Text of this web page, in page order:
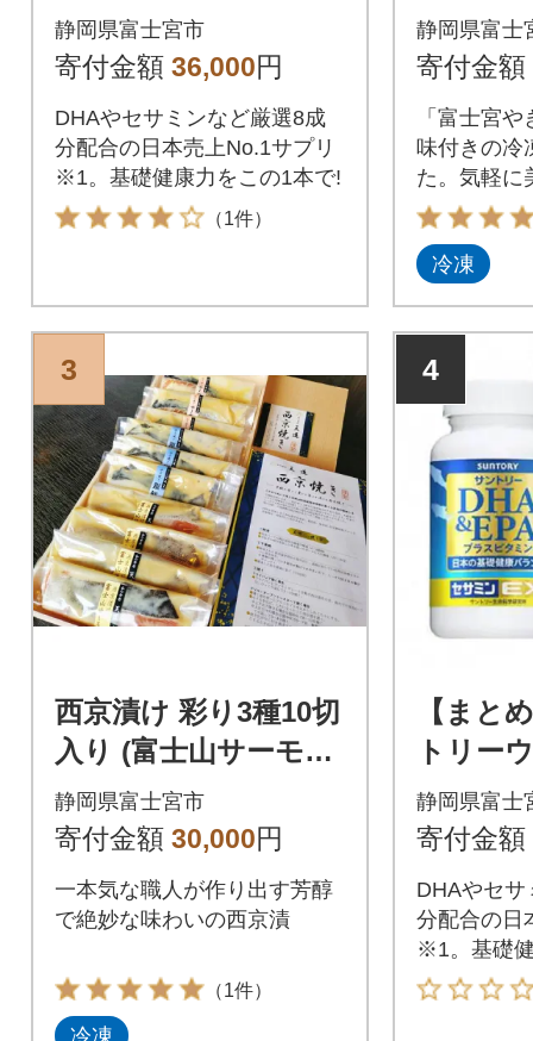
ンEX 240粒 (約60日
分)
静岡県富士宮市
寄付金額 36,000円
DHAやセサミンなど厳選8成
分配合の日本売上No.1サプリ
※1。基礎健康力をこの1本で!
（1件）
食入×3
静岡県富士
寄付金額
「富士宮
味付きの冷
た。気軽に
を。
冷凍
3
西京漬け 彩り3種10切
入り (富士山サーモ
ン・銀鱈・サーモン)
静岡県富士宮市
寄付金額 30,000円
一本気な職人が作り出す芳醇
で絶妙な味わいの西京漬
（1件）
4
【まと
トリー
240粒 (
静岡県富士
寄付金額
DHAやセサ
分配合の日
※1。基礎